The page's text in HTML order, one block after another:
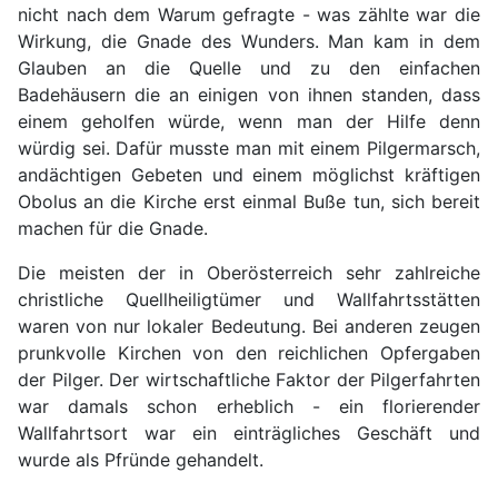
nicht nach dem Warum gefragte - was zählte war die
Wirkung, die Gnade des Wunders. Man kam in dem
Glauben an die Quelle und zu den einfachen
Badehäusern die an einigen von ihnen standen, dass
einem geholfen würde, wenn man der Hilfe denn
würdig sei. Dafür musste man mit einem Pilgermarsch,
andächtigen Gebeten und einem möglichst kräftigen
Obolus an die Kirche erst einmal Buße tun, sich bereit
machen für die Gnade.
Die meisten der in Oberösterreich sehr zahlreiche
christliche Quellheiligtümer und Wallfahrtsstätten
waren von nur lokaler Bedeutung. Bei anderen zeugen
prunkvolle Kirchen von den reichlichen Opfergaben
der Pilger. Der wirtschaftliche Faktor der Pilgerfahrten
war damals schon erheblich - ein florierender
Wallfahrtsort war ein einträgliches Geschäft und
wurde als Pfründe gehandelt.